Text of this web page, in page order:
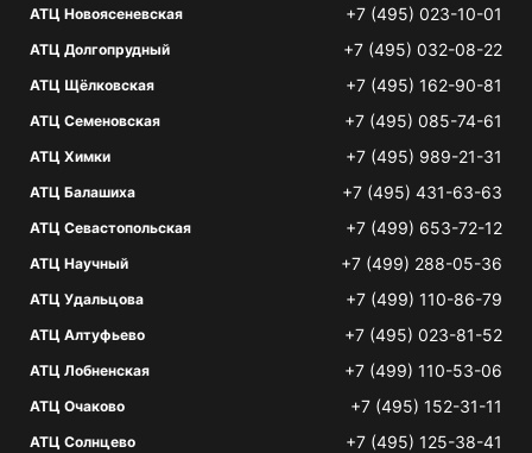
АТЦ Новоясеневская +7 (495) 023-10-01
АТЦ Долгопрудный +7 (495) 032-08-22
АТЦ Щёлковская +7 (495) 162-90-81
АТЦ Семеновская +7 (495) 085-74-61
АТЦ Химки +7 (495) 989-21-31
АТЦ Балашиха +7 (495) 431-63-63
АТЦ Севастопольская +7 (499) 653-72-12
АТЦ Научный +7 (499) 288-05-36
АТЦ Удальцова +7 (499) 110-86-79
АТЦ Алтуфьево +7 (495) 023-81-52
АТЦ Лобненская +7 (499) 110-53-06
АТЦ Очаково +7 (495) 152-31-11
АТЦ Солнцево +7 (495) 125-38-41